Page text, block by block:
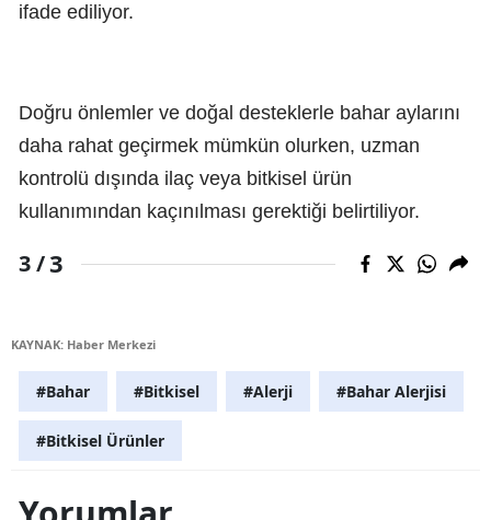
ifade ediliyor.
Doğru önlemler ve doğal desteklerle bahar aylarını
daha rahat geçirmek mümkün olurken, uzman
kontrolü dışında ilaç veya bitkisel ürün
kullanımından kaçınılması gerektiği belirtiliyor.
3 /3
KAYNAK: Haber Merkezi
#Bahar #Bitkisel #Alerji #Bahar Alerjisi
#Bitkisel Ürünler